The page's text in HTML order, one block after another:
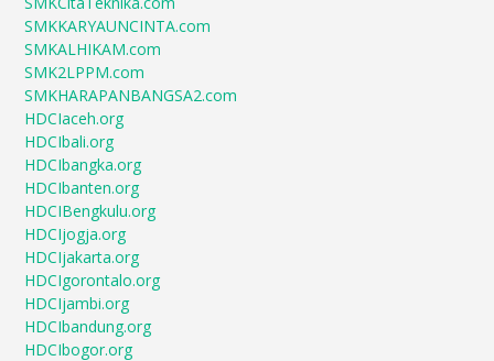
SMKKARYAUNCINTA.com
SMKALHIKAM.com
SMK2LPPM.com
SMKHARAPANBANGSA2.com
HDCIaceh.org
HDCIbali.org
HDCIbangka.org
HDCIbanten.org
HDCIBengkulu.org
HDCIjogja.org
HDCIjakarta.org
HDCIgorontalo.org
HDCIjambi.org
HDCIbandung.org
HDCIbogor.org